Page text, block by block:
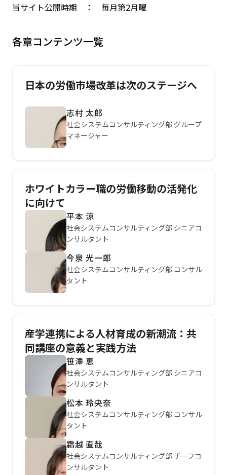
当サイト公開時期 ： 毎月第2月曜
各章コンテンツ一覧
日本の労働市場改革は次のステージへ
志村 太郎
社会システムコンサルティング部 グループ
マネージャー
ホワイトカラー職の労働移動の活発化
に向けて
平本 涼
社会システムコンサルティング部 シニアコ
ンサルタント
今泉 光一郎
社会システムコンサルティング部 コンサル
タント
産学連携による人材育成の新潮流：共
同講座の意義と実践方法
笹澤 恵
社会システムコンサルティング部 シニアコ
ンサルタント
松本 玲央奈
社会システムコンサルティング部 コンサル
タント
霜越 直哉
社会システムコンサルティング部 チーフコ
ンサルタント